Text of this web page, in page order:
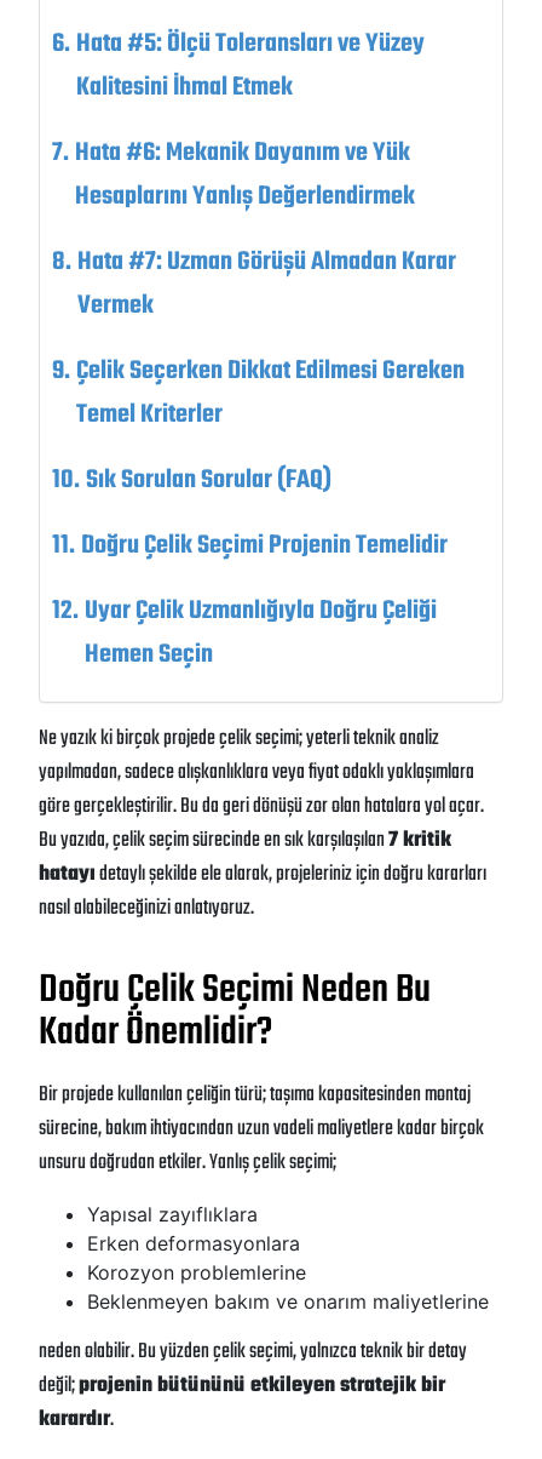
Hata #5: Ölçü Toleransları ve Yüzey
Kalitesini İhmal Etmek
Hata #6: Mekanik Dayanım ve Yük
Hesaplarını Yanlış Değerlendirmek
Hata #7: Uzman Görüşü Almadan Karar
Vermek
Çelik Seçerken Dikkat Edilmesi Gereken
Temel Kriterler
Sık Sorulan Sorular (FAQ)
Doğru Çelik Seçimi Projenin Temelidir
Uyar Çelik Uzmanlığıyla Doğru Çeliği
Hemen Seçin
Ne yazık ki birçok projede çelik seçimi; yeterli teknik analiz
yapılmadan, sadece alışkanlıklara veya fiyat odaklı yaklaşımlara
göre gerçekleştirilir. Bu da geri dönüşü zor olan hatalara yol açar.
Bu yazıda, çelik seçim sürecinde en sık karşılaşılan7 kritik
hatayıdetaylı şekilde ele alarak, projeleriniz için doğru kararları
nasıl alabileceğinizi anlatıyoruz.
Doğru Çelik Seçimi Neden Bu
Kadar Önemlidir?
Bir projede kullanılan çeliğin türü; taşıma kapasitesinden montaj
sürecine, bakım ihtiyacından uzun vadeli maliyetlere kadar birçok
unsuru doğrudan etkiler. Yanlış çelik seçimi;
Yapısal zayıflıklara
Erken deformasyonlara
Korozyon problemlerine
Beklenmeyen bakım ve onarım maliyetlerine
neden olabilir. Bu yüzden çelik seçimi, yalnızca teknik bir detay
değil;projenin bütününü etkileyen stratejik bir
karardır.